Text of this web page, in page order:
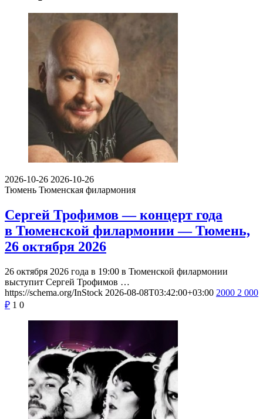
2026-10-26 2026-10-26
Тюмень Тюменская филармония
Сергей Трофимов — концерт года
в Тюменской филармонии — Тюмень,
26 октября 2026
26 октября 2026 года в 19:00 в Тюменской филармонии
выступит Сергей Трофимов …
https://schema.org/InStock 2026-08-08T03:42:00+03:00 2000 2 000
₽ 1 0